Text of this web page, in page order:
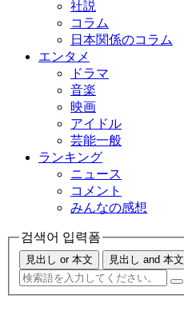
社説
コラム
日本関係のコラム
エンタメ
ドラマ
音楽
映画
アイドル
芸能一般
ランキング
ニュース
コメント
みんなの感想
검색어 입력폼
見出し or 本文 見出し and 本文